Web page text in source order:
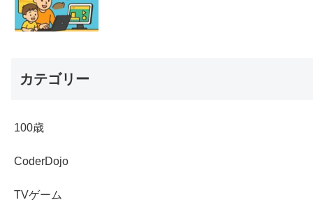
カテゴリー
100歳
CoderDojo
TVゲーム